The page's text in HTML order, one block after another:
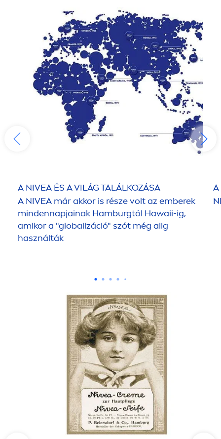
üdvözölték, akármerre jártak.
A NIVEA ÉS A VILÁG TALÁLKOZÁSA
A NIVEA már akkor is része volt az emberek
mindennapjainak Hamburgtól Hawaii-ig,
amikor a "globalizáció" szót még alig
használták
A